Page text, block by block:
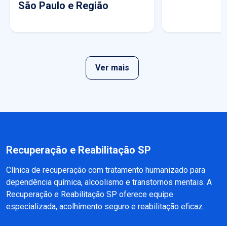
São Paulo e Região
Ver mais
Recuperação e Reabilitação SP
Clínica de recuperação com tratamento humanizado para
dependência química, alcoolismo e transtornos mentais. A
Recuperação e Reabilitação SP oferece equipe
especializada, acolhimento seguro e reabilitação eficaz.